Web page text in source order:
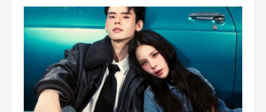
ที่
เหนือ
กว่า
ใคร
ล็อก
เครื่องยนต์
คุณ
ให้
หนุ่ม
ตลอด
การ
ใช้
งาน